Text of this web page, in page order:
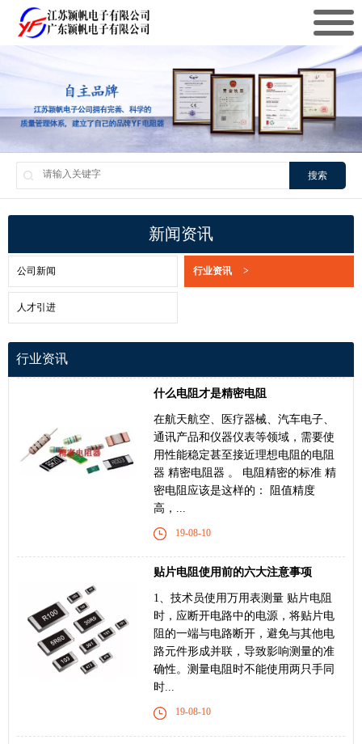
搜索
新闻资讯
公司新闻 行业资讯 >
人才引进
行业资讯
什么电阻才是精密电阻
在航天航空、医疗器械、汽车电子、
通讯产品和仪器仪表等领域，需要使
用性能稳定甚至接近理想电阻的电阻
器 精密电阻器 。 电阻精密的标准 精
密电阻应该是这样的： 阻值精度
高，...
19-08-10
贴片电阻使用前的六大注意事项
1、技术员使用万用表测量 贴片电阻
时，应断开电路中的电源，将贴片电
阻的一端与电路断开，避免与其他电
路元件形成并联，导致影响测量的准
确性。测量电阻时不能使用两只手同
时...
19-08-10